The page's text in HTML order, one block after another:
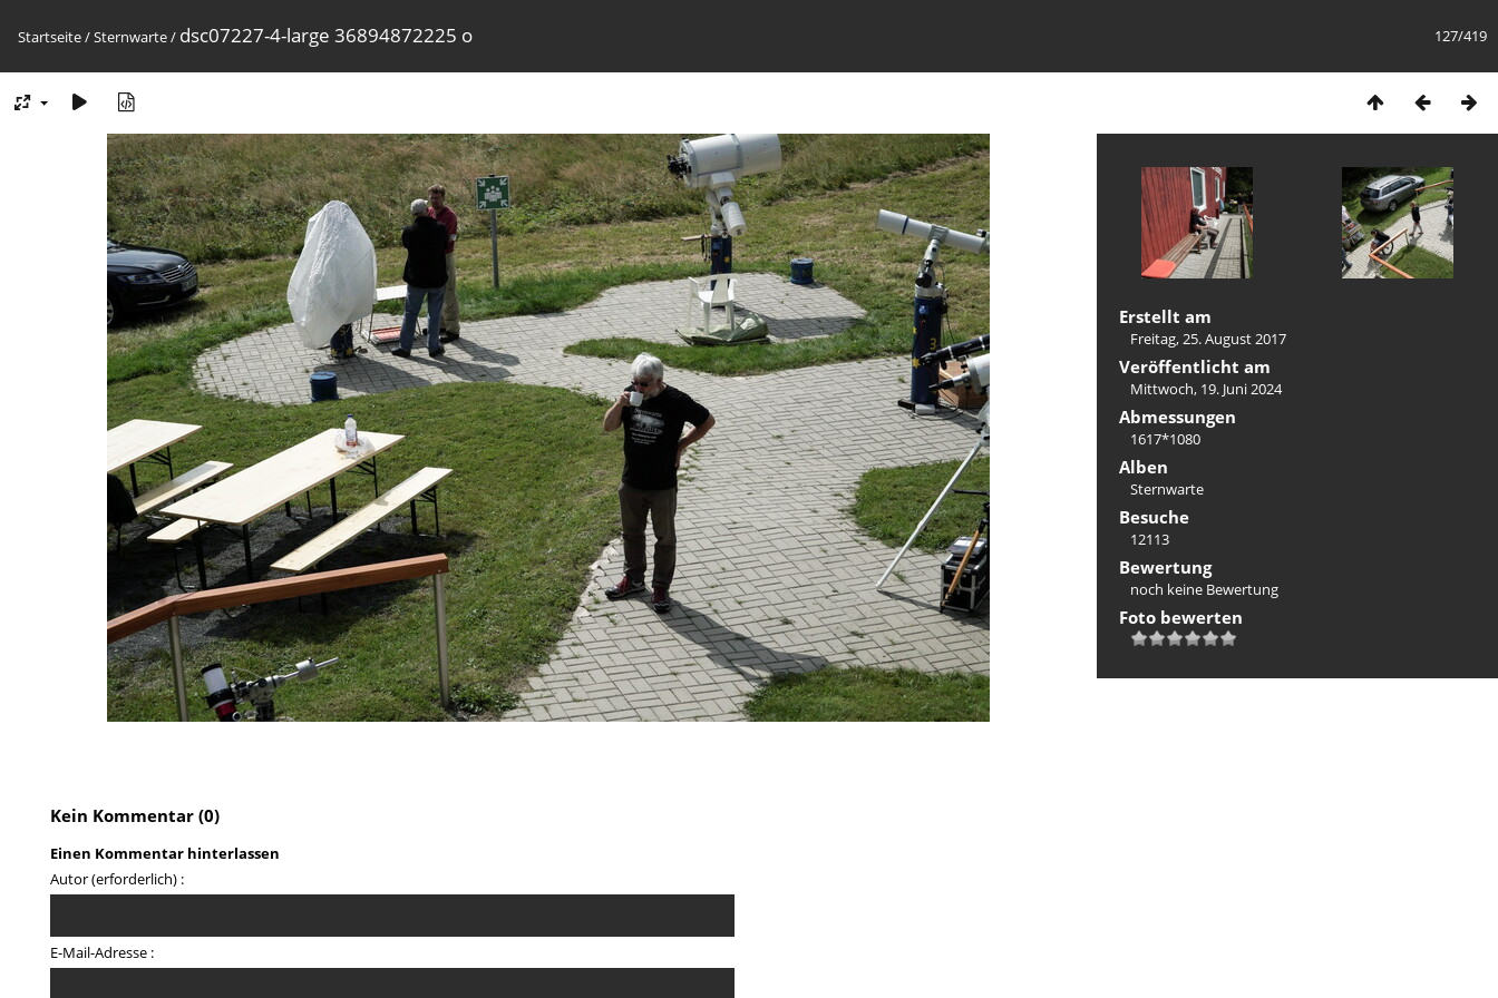
127/419
Startseite/Sternwarte/ dsc07227-4-large 36894872225 o
Erstellt am
Freitag, 25. August 2017
Veröffentlicht am
Mittwoch, 19. Juni 2024
Abmessungen
1617*1080
Alben
Sternwarte
Besuche
12113
Bewertung
noch keine Bewertung
Foto bewerten
Kein Kommentar (0)
Einen Kommentar hinterlassen
Autor (erforderlich) :
E-Mail-Adresse :